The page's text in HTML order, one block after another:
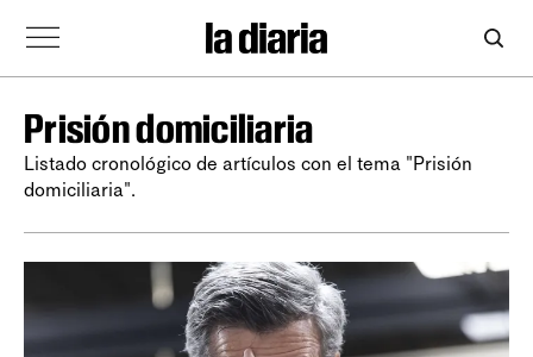
Prisión domiciliaria
Listado cronológico de artículos con el tema "Prisión
domiciliaria".